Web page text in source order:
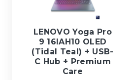
LENOVO Yoga Pro
9 16IAH10 OLED
(Tidal Teal) + USB-
C Hub + Premium
Care